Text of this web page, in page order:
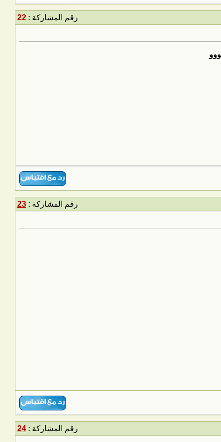
رقم المشاركة : 22
رقم المشاركة : 23
رقم المشاركة : 24